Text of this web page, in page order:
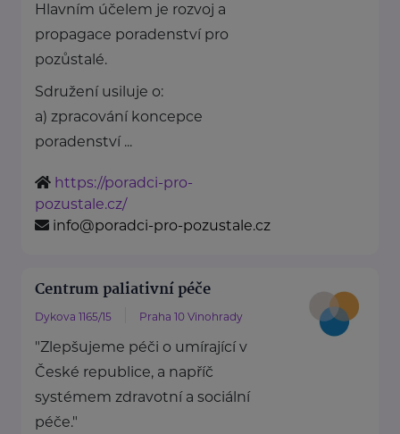
Hlavním účelem je rozvoj a
propagace poradenství pro
pozůstalé.
Sdružení usiluje o:
a) zpracování koncepce
poradenství ...
https://poradci-pro-
pozustale.cz/
info@poradci-pro-pozustale.cz
Centrum paliativní péče
Dykova 1165/15 Praha 10 Vinohrady
"Zlepšujeme péči o umírající v
České republice, a napříč
systémem zdravotní a sociální
péče."